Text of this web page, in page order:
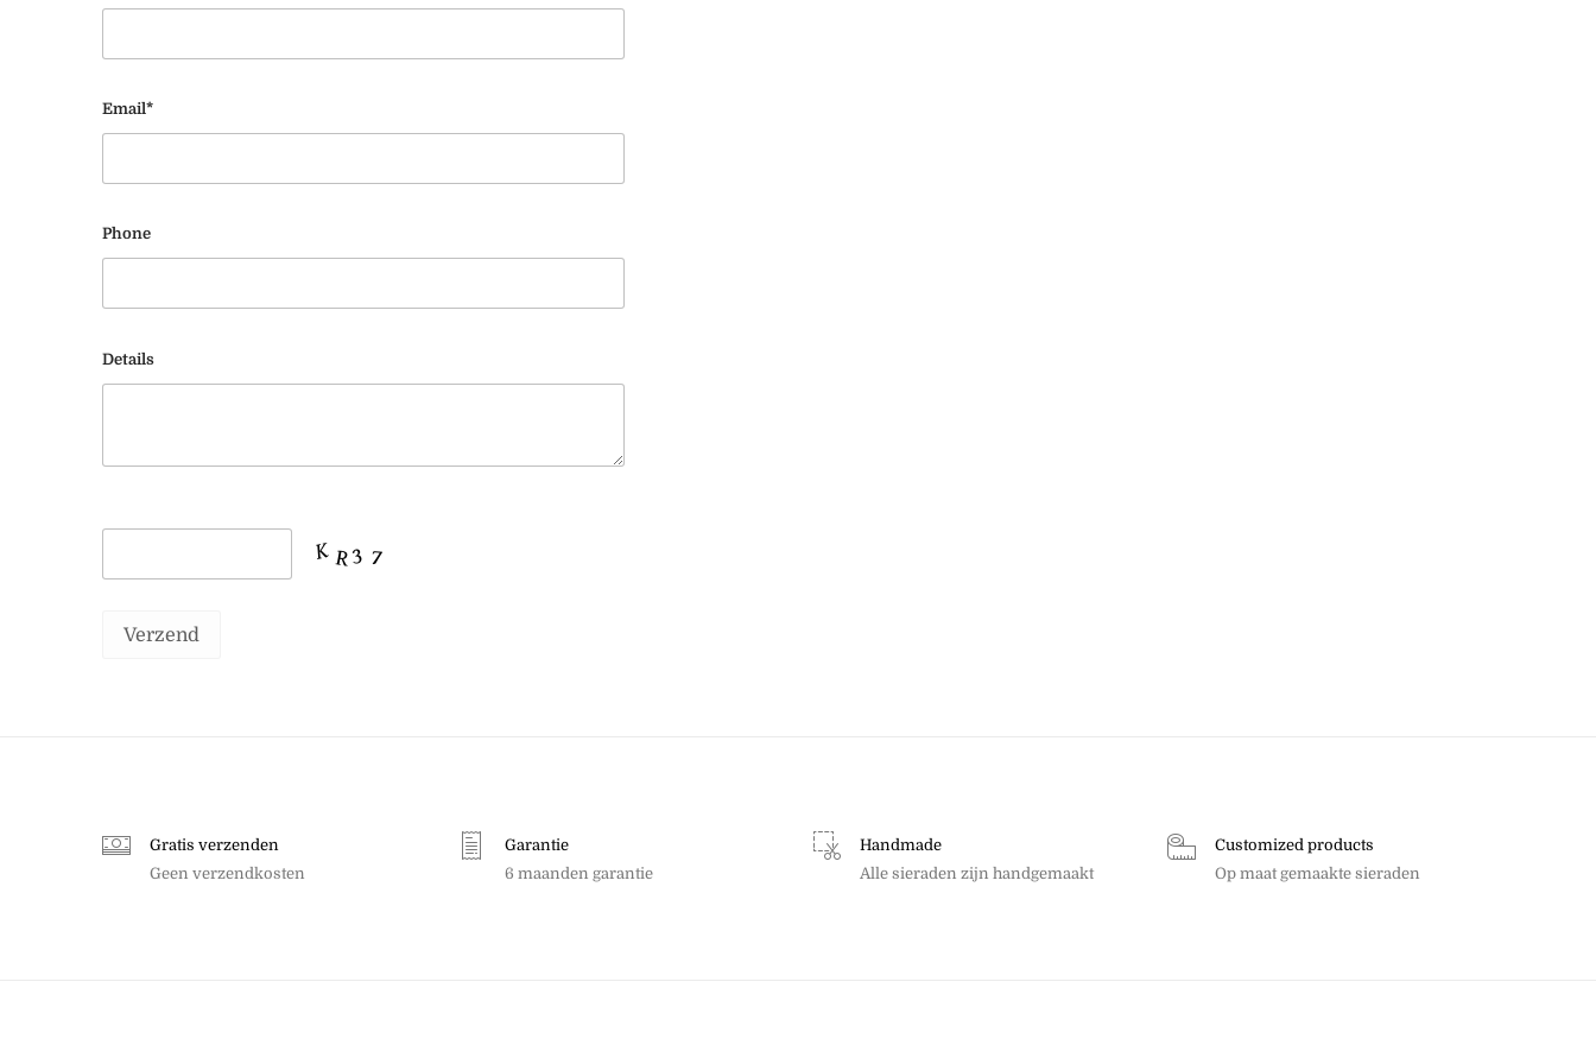
Email*
Phone
Details
Gratis verzenden
Geen verzendkosten
Garantie
6 maanden garantie
Handmade
Alle sieraden zijn handgemaakt
Customized products
Op maat gemaakte sieraden